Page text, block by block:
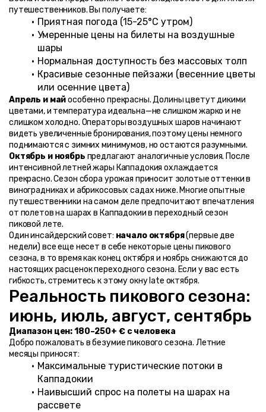
путешественников. Вы получаете:
Приятная погода (15-25°C утром)
Умеренные цены на билеты на воздушные
шары
Нормальная доступность без массовых толп
Красивые сезонные пейзажи (весенние цветы
или осенние цвета)
Апрель и май особенно прекрасны. Долины цветут дикими
цветами, и температура идеальна—не слишком жарко и не
слишком холодно. Операторы воздушных шаров начинают
видеть увеличенные бронирования, поэтому цены немного
поднимаются с зимних минимумов, но остаются разумными.
Октябрь и ноябрь предлагают аналогичные условия. После
интенсивной летней жары Каппадокия охлаждается
прекрасно. Сезон сбора урожая приносит золотые оттенки в
виноградниках и абрикосовых садах ниже. Многие опытные
путешественники на самом деле предпочитают впечатления
от полетов на шарах в Каппадокии в переходный сезон
пиковой лете.
Один инсайдерский совет: начало октября (первые две
недели) все еще несет в себе некоторые цены пикового
сезона, в то время как конец октября и ноябрь снижаются до
настоящих расценок переходного сезона. Если у вас есть
гибкость, стремитесь к этому окну late октября.
Реальность пикового сезона:
июнь, июль, август, сентябрь
Диапазон цен: 180–250+ € с человека
Добро пожаловать в безумие пикового сезона. Летние
месяцы приносят:
Максимальные туристические потоки в
Каппадокии
Наивысший спрос на полеты на шарах на
рассвете